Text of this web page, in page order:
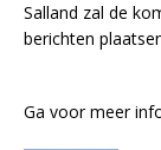
Salland zal de
berichten
Ga voor meer